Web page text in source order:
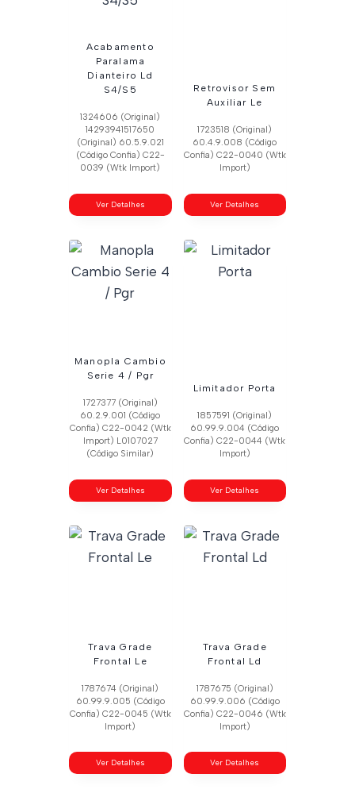
Acabamento
Paralama
Dianteiro Ld
S4/S5
1324606 (Original)
14293941517650
(Original) 60.5.9.021
(Código Confia) C22-
0039 (Wtk Import)
Ver Detalhes
Retrovisor Sem
Auxiliar Le
1723518 (Original)
60.4.9.008 (Código
Confia) C22-0040 (Wtk
Import)
Ver Detalhes
Manopla Cambio
Serie 4 / Pgr
1727377 (Original)
60.2.9.001 (Código
Confia) C22-0042 (Wtk
Import) L0107027
(Código Similar)
Ver Detalhes
Limitador Porta
1857591 (Original)
60.99.9.004 (Código
Confia) C22-0044 (Wtk
Import)
Ver Detalhes
Trava Grade
Frontal Le
1787674 (Original)
60.99.9.005 (Código
Confia) C22-0045 (Wtk
Import)
Ver Detalhes
Trava Grade
Frontal Ld
1787675 (Original)
60.99.9.006 (Código
Confia) C22-0046 (Wtk
Import)
Ver Detalhes